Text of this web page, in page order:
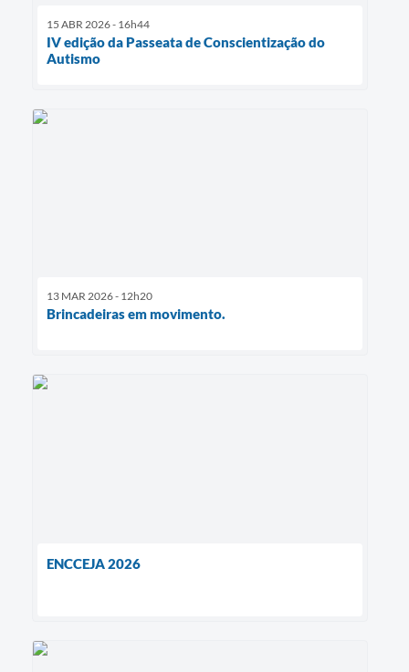
15 ABR 2026 - 16h44
IV edição da Passeata de Conscientização do
Autismo
13 MAR 2026 - 12h20
Brincadeiras em movimento.
ENCCEJA 2026